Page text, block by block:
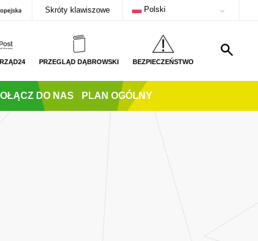
Skróty klawiszowe Polski
PRZEGLĄD DĄBROWSKI BEZPIECZEŃSTWO
DO NAS PLAN OGÓLNY